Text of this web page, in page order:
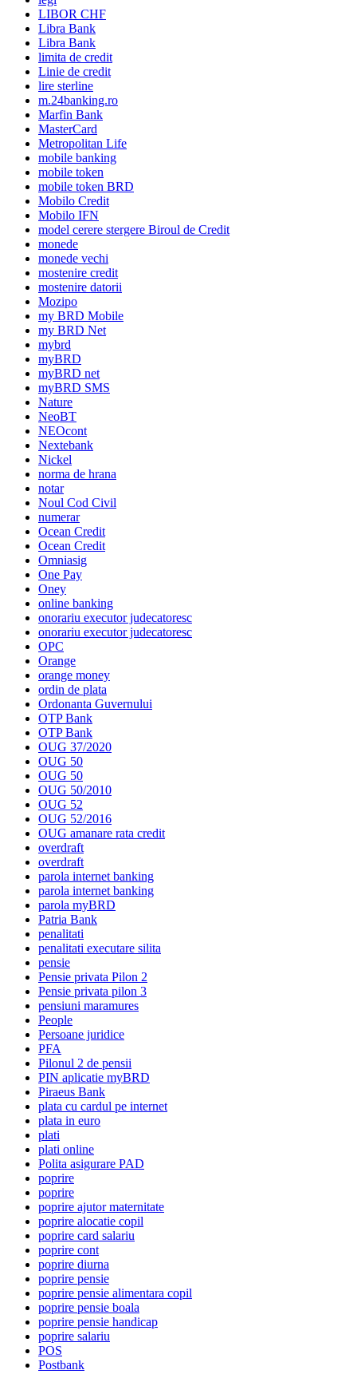
LIBOR CHF
Libra Bank
Libra Bank
limita de credit
Linie de credit
lire sterline
m.24banking.ro
Marfin Bank
MasterCard
Metropolitan Life
mobile banking
mobile token
mobile token BRD
Mobilo Credit
Mobilo IFN
model cerere stergere Biroul de Credit
monede
monede vechi
mostenire credit
mostenire datorii
Mozipo
my BRD Mobile
my BRD Net
mybrd
myBRD
myBRD net
myBRD SMS
Nature
NeoBT
NEOcont
Nextebank
Nickel
norma de hrana
notar
Noul Cod Civil
numerar
Ocean Credit
Ocean Credit
Omniasig
One Pay
Oney
online banking
onorariu executor judecatoresc
onorariu executor judecatoresc
OPC
Orange
orange money
ordin de plata
Ordonanta Guvernului
OTP Bank
OTP Bank
OUG 37/2020
OUG 50
OUG 50
OUG 50/2010
OUG 52
OUG 52/2016
OUG amanare rata credit
overdraft
overdraft
parola internet banking
parola internet banking
parola myBRD
Patria Bank
penalitati
penalitati executare silita
pensie
Pensie privata Pilon 2
Pensie privata pilon 3
pensiuni maramures
People
Persoane juridice
PFA
Pilonul 2 de pensii
PIN aplicatie myBRD
Piraeus Bank
plata cu cardul pe internet
plata in euro
plati
plati online
Polita asigurare PAD
poprire
poprire
poprire ajutor maternitate
poprire alocatie copil
poprire card salariu
poprire cont
poprire diurna
poprire pensie
poprire pensie alimentara copil
poprire pensie boala
poprire pensie handicap
poprire salariu
POS
Postbank